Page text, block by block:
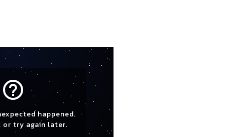
help_outline
happened.
or try again later.